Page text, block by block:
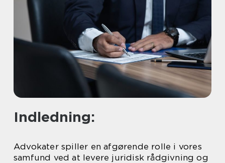
Indledning:
Advokater spiller en afgørende rolle i vores
samfund ved at levere juridisk rådgivning og